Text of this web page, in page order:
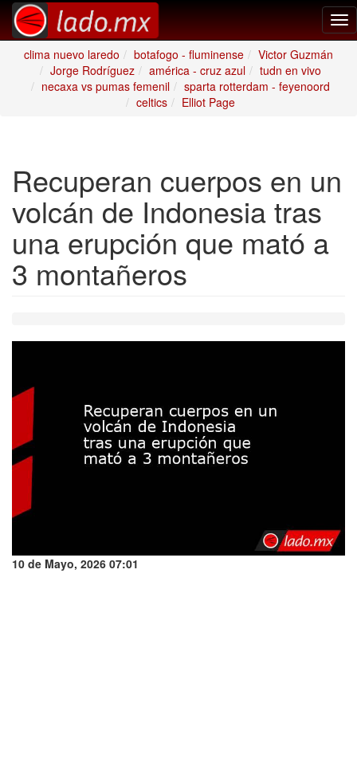
clima nuevo laredo
botafogo - fluminense
Victor Guzmán
Jorge Rodríguez
américa - cruz azul
tudn en vivo
necaxa vs pumas femenil
sparta rotterdam - feyenoord
celtics
Elliot Page
Recuperan cuerpos en un
volcán de Indonesia tras
una erupción que mató a
3 montañeros
10 de Mayo, 2026 07:01